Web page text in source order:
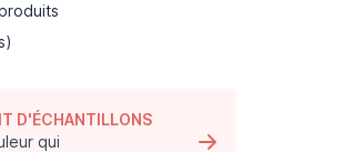
D'ÉCHANTILLONS
qui